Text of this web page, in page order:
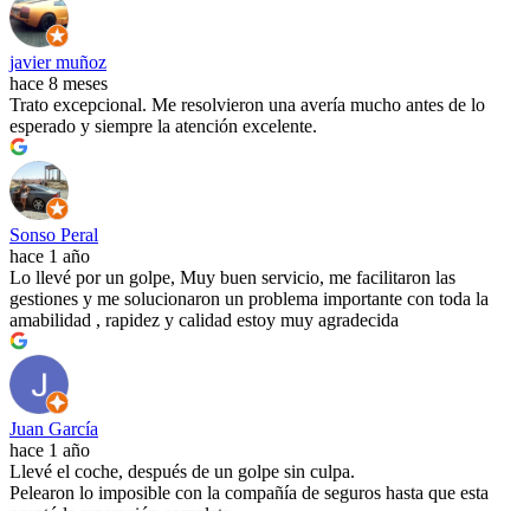
javier muñoz
hace 8 meses
Trato excepcional. Me resolvieron una avería mucho antes de lo
esperado y siempre la atención excelente.
Sonso Peral
hace 1 año
Lo llevé por un golpe, Muy buen servicio, me facilitaron las
gestiones y me solucionaron un problema importante con toda la
amabilidad , rapidez y calidad estoy muy agradecida
Juan García
hace 1 año
Llevé el coche, después de un golpe sin culpa.
Pelearon lo imposible con la compañía de seguros hasta que esta